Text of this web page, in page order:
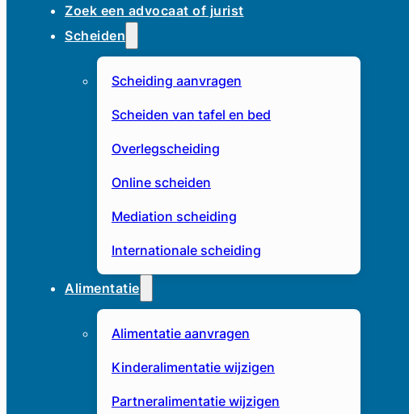
Zoek een advocaat of jurist
Scheiden
Scheiding aanvragen
Scheiden van tafel en bed
Overlegscheiding
Online scheiden
Mediation scheiding
Internationale scheiding
Alimentatie
Alimentatie aanvragen
Kinderalimentatie wijzigen
Partneralimentatie wijzigen